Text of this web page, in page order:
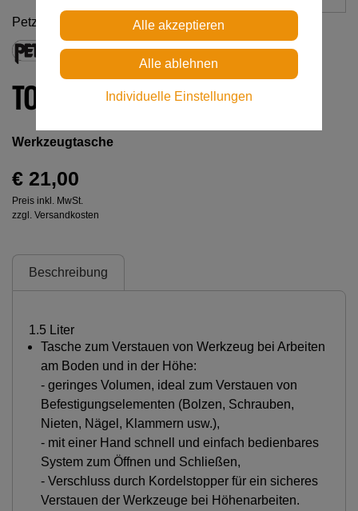
Petzl
TOOLBAG
Werkzeugtasche
€ 21,00
Preis inkl. MwSt.
zzgl. Versandkosten
Beschreibung
1.5 Liter
Tasche zum Verstauen von Werkzeug bei Arbeiten
am Boden und in der Höhe:
- geringes Volumen, ideal zum Verstauen von
Befestigungselementen (Bolzen, Schrauben,
Nieten, Nägel, Klammern usw.),
- mit einer Hand schnell und einfach bedienbares
System zum Öffnen und Schließen,
- Verschluss durch Kordelstopper für ein sicheres
Verstauen der Werkzeuge bei Höhenarbeiten.
Individuelle Einstellungen